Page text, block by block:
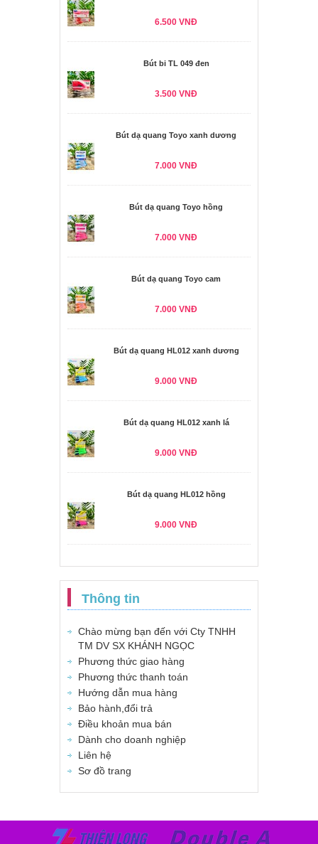
6.500 VNĐ
Bút bi TL 049 đen
3.500 VNĐ
Bút dạ quang Toyo xanh dương
7.000 VNĐ
Bút dạ quang Toyo hồng
7.000 VNĐ
Bút dạ quang Toyo cam
7.000 VNĐ
Bút dạ quang HL012 xanh dương
9.000 VNĐ
Bút dạ quang HL012 xanh lá
9.000 VNĐ
Bút dạ quang HL012 hồng
9.000 VNĐ
Thông tin
Chào mừng bạn đến với Cty TNHH
TM DV SX KHÁNH NGỌC
Phương thức giao hàng
Phương thức thanh toán
Hướng dẫn mua hàng
Bảo hành,đổi trả
Điều khoản mua bán
Dành cho doanh nghiệp
Liên hệ
Sơ đồ trang